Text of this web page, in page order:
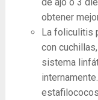
obtener
La foliculitis
con
sistema